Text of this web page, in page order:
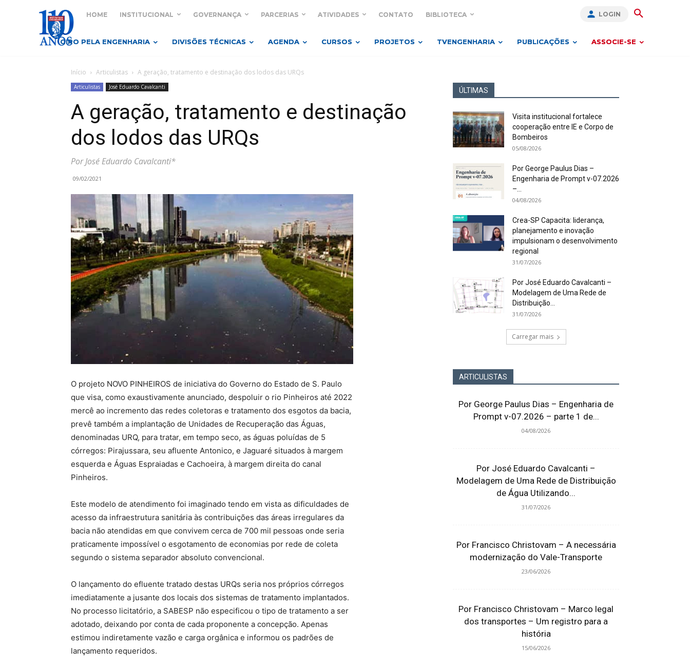
HOME INSTITUCIONAL GOVERNANÇA PARCERIAS ATIVIDADES CONTATO BIBLIOTECA LOGIN
GIRO PELA ENGENHARIA DIVISÕES TÉCNICAS AGENDA CURSOS PROJETOS TVENGENHARIA PUBLICAÇÕES ASSOCIE-SE
Início Articulistas A geração, tratamento e destinação dos lodos das URQs
Articulistas José Eduardo Cavalcanti
A geração, tratamento e destinação
dos lodos das URQs
Por José Eduardo Cavalcanti*
09/02/2021
O projeto NOVO PINHEIROS de iniciativa do Governo do Estado de S. Paulo
que visa, como exaustivamente anunciado, despoluir o rio Pinheiros até 2022
mercê ao incremento das redes coletoras e tratamento dos esgotos da bacia,
prevê também a implantação de Unidades de Recuperação das Águas,
denominadas URQ, para tratar, em tempo seco, as águas poluídas de 5
córregos: Pirajussara, seu afluente Antonico, e Jaguaré situados à margem
esquerda e Águas Espraiadas e Cachoeira, à margem direita do canal
Pinheiros.
Este modelo de atendimento foi imaginado tendo em vista as dificuldades de
acesso da infraestrutura sanitária às contribuições das áreas irregulares da
bacia não atendidas em que convivem cerca de 700 mil pessoas onde seria
praticamente impossível o esgotamento de economias por rede de coleta
segundo o sistema separador absoluto convencional.
O lançamento do efluente tratado destas URQs seria nos próprios córregos
imediatamente a jusante dos locais dos sistemas de tratamento implantados.
No processo licitatório, a SABESP não especificou o tipo de tratamento a ser
adotado, deixando por conta de cada proponente a concepção. Apenas
estimou indiretamente vazão e carga orgânica e informou os padrões de
lançamento requeridos.
ÚLTIMAS
Visita institucional fortalece
cooperação entre IE e Corpo de
Bombeiros
05/08/2026
Por George Paulus Dias –
Engenharia de Prompt v-07.2026
–...
04/08/2026
Crea-SP Capacita: liderança,
planejamento e inovação
impulsionam o desenvolvimento
regional
31/07/2026
Por José Eduardo Cavalcanti –
Modelagem de Uma Rede de
Distribuição...
31/07/2026
Carregar mais
ARTICULISTAS
Por George Paulus Dias – Engenharia de
Prompt v-07.2026 – parte 1 de...
04/08/2026
Por José Eduardo Cavalcanti –
Modelagem de Uma Rede de Distribuição
de Água Utilizando...
31/07/2026
Por Francisco Christovam – A necessária
modernização do Vale-Transporte
23/06/2026
Por Francisco Christovam – Marco legal
dos transportes – Um registro para a
história
15/06/2026